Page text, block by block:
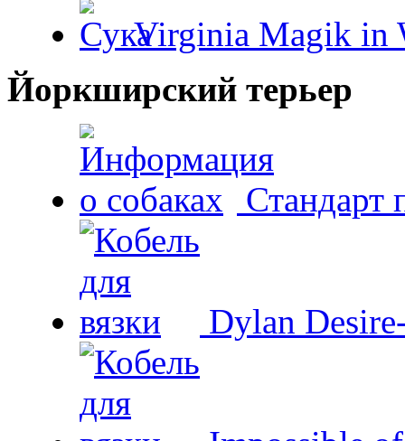
Virginia Magik in
Йоркширский терьер
Dylan